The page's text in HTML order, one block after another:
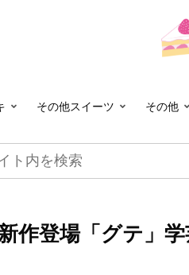
その他スイーツ その他
作登場「グテ」